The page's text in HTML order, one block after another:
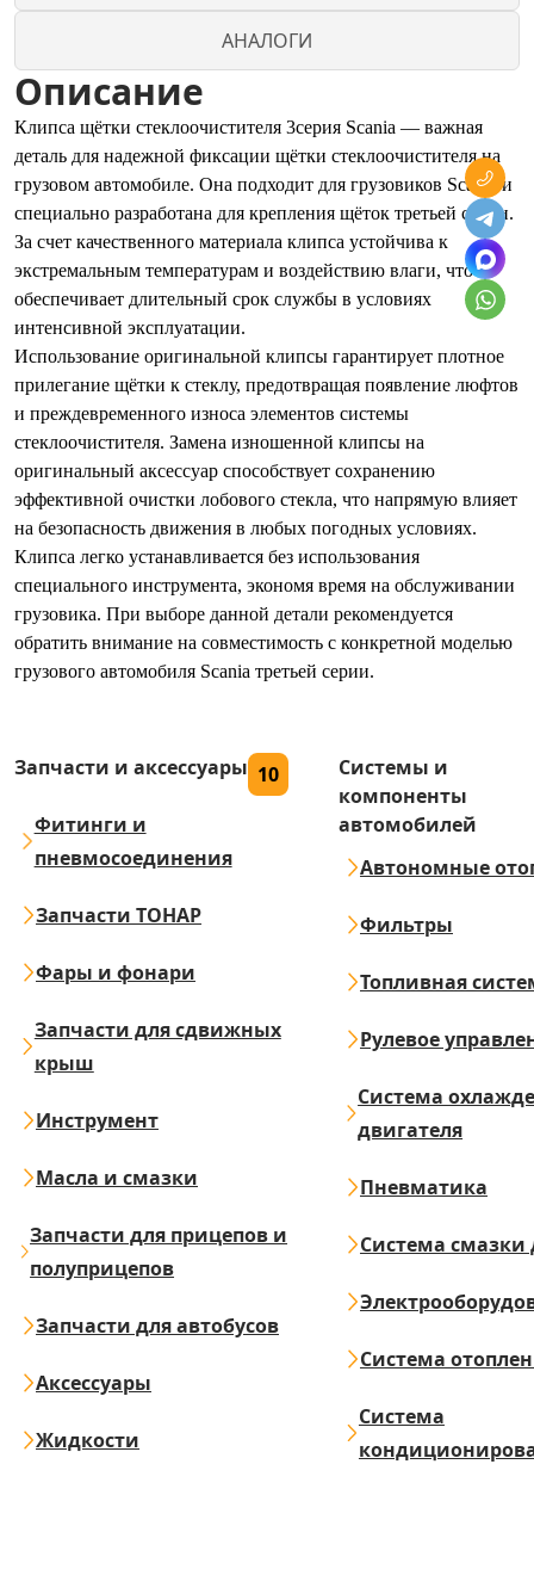
АНАЛОГИ
Описание
Клипса щётки стеклоочистителя 3серия Scania — важная
деталь для надежной фиксации щётки стеклоочистителя на
грузовом автомобиле. Она подходит для грузовиков Scania и
специально разработана для крепления щёток третьей серии.
За счет качественного материала клипса устойчива к
экстремальным температурам и воздействию влаги, что
обеспечивает длительный срок службы в условиях
интенсивной эксплуатации.
Использование оригинальной клипсы гарантирует плотное
прилегание щётки к стеклу, предотвращая появление люфтов
и преждевременного износа элементов системы
стеклоочистителя. Замена изношенной клипсы на
оригинальный аксессуар способствует сохранению
эффективной очистки лобового стекла, что напрямую влияет
на безопасность движения в любых погодных условиях.
Клипса легко устанавливается без использования
специального инструмента, экономя время на обслуживании
грузовика. При выборе данной детали рекомендуется
обратить внимание на совместимость с конкретной моделью
грузового автомобиля Scania третьей серии.
Запчасти и аксессуары 10
Фитинги и
пневмосоединения
Запчасти ТОНАР
Фары и фонари
Запчасти для сдвижных
крыш
Инструмент
Масла и смазки
Запчасти для прицепов и
полуприцепов
Запчасти для автобусов
Аксессуары
Жидкости
Системы и
компоненты
автомобилей
Автономные
Фильтры
Топливная
Рулевое
Система
двигателя
Пневматика
Система смазки
Система
Система